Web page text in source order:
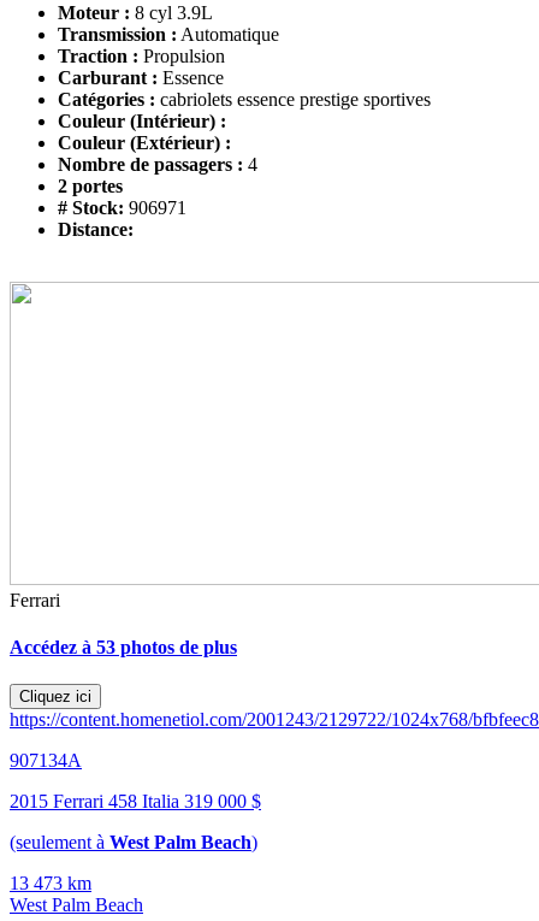
Moteur : 8 cyl 3.9L
Transmission : Automatique
Traction : Propulsion
Carburant : Essence
Catégories : cabriolets essence prestige sportives
Couleur (Intérieur) :
Couleur (Extérieur) :
Nombre de passagers : 4
2 portes
# Stock: 906971
Distance:
Ferrari
Accédez à 53 photos de plus
Cliquez ici
https://content.homenetiol.com/2001243/2129722/1024x768/
907134A
2015 Ferrari 458 Italia 319 000 $
(seulement à West Palm Beach)
13 473 km
West Palm Beach